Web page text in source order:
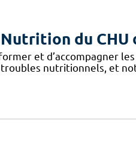
du CHU
et d’accompagner
nutritionnels, et